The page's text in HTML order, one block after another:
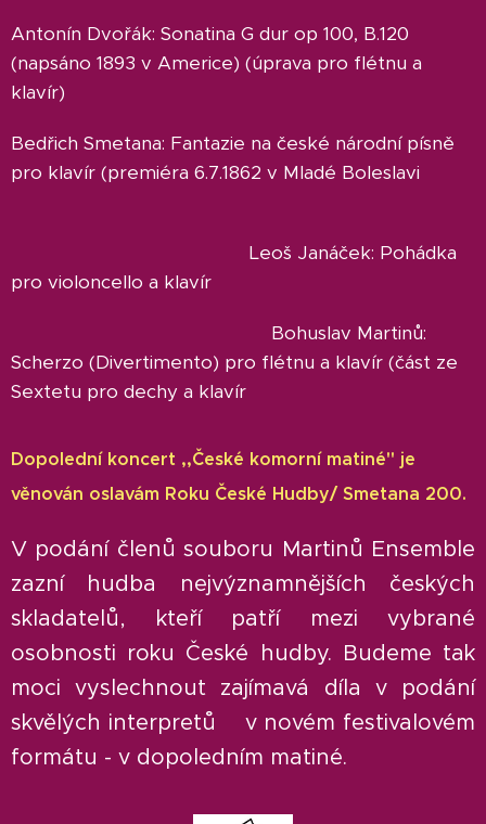
Antonín Dvořák: Sonatina G dur op 100, B.120
(napsáno 1893 v Americe) (úprava pro flétnu a
klavír)
Bedřich Smetana: Fantazie na české národní písně
pro klavír (premiéra 6.7.1862 v Mladé Boleslavi
Leoš Janáček: Pohádka
pro violoncello a klavír
Bohuslav Martinů:
Scherzo (Divertimento) pro flétnu a klavír (část ze
Sextetu pro dechy a klavír
Dopolední koncert ,,České komorní matiné" je
věnován oslavám Roku České Hudby/ Smetana 200.
V podání členů souboru Martinů Ensemble
zazní hudba nejvýznamnějších českých
skladatelů, kteří patří mezi vybrané
osobnosti roku České hudby. Budeme tak
moci vyslechnout zajímavá díla v podání
skvělých interpretů v novém festivalovém
formátu - v dopoledním matiné.